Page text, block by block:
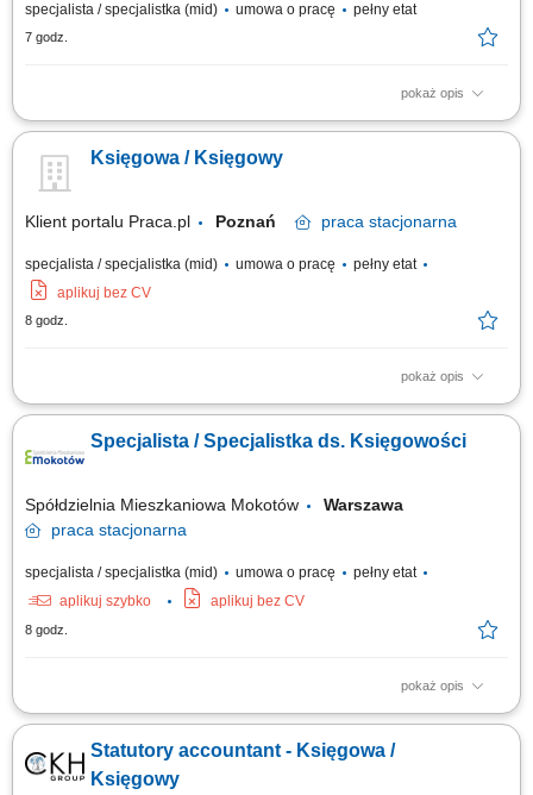
specjalista / specjalistka (mid) umowa o pracę pełny etat
7 godz.
pokaż opis
Twoje zadania Prowadzenie ewidencji środków trwałych, Księgowanie
krajowych), Księgowanie faktur zakupu, Rozliczanie delegacji krajowych
dla jednego z naszych zakładów, Sporządzanie sprawozdań GUS,
Księgowa / Księgowy
Klient portalu Praca.pl Poznań praca stacjonarna
specjalista / specjalistka (mid) umowa o pracę
pełny etat
aplikuj bez CV
8 godz.
pokaż opis
Prowadzenie i sporządzanie deklaracji podatkowych VAT oraz
zamknięcia okresów sprawozdawczych i weryfikacji kont pod kątem
wymogów SOX. Przygotowywanie zestawień i analiz porównawczych
Specjalista / Specjalistka ds. Księgowości
Spółdzielnia Mieszkaniowa Mokotów
Warszawa
praca stacjonarna
specjalista / specjalistka (mid) umowa o pracę
pełny etat
aplikuj szybko
aplikuj bez CV
8 godz.
pokaż opis
Opis stanowiska prowadzenie bieżącej ewidencji księgowej oraz
dekretowanie i księgowanie faktur zakupu, sprzedaży oraz dokumentów
wewnętrznych, kontrolowanie poprawności zapisów księgowych i
Statutory accountant - Księgowa /
Księgowy